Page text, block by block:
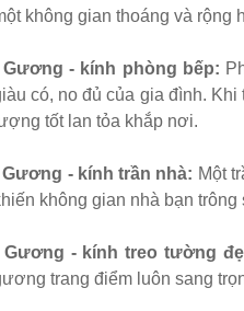
không gian thoáng và rộng
Gương - kính phòng bếp:
có, no đủ của gia đình.
tốt lan tỏa khắp nơi.
Gương - kính trần nhà: Một
không gian nhà bạn
Gương - kính treo tường
trang điểm luôn sang